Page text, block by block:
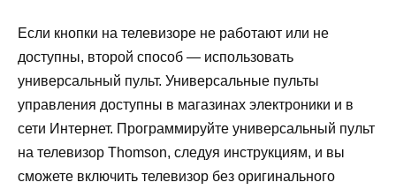
Если кнопки на телевизоре не работают или не
доступны, второй способ — использовать
универсальный пульт. Универсальные пульты
управления доступны в магазинах электроники и в
сети Интернет. Программируйте универсальный пульт
на телевизор Thomson, следуя инструкциям, и вы
сможете включить телевизор без оригинального